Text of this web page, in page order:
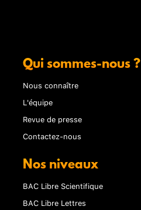
Qui sommes-nous ?
Nous connaître
L'équipe
Revue de presse
Contactez-nous
Nos niveaux
BAC Libre Scientifique
BAC Libre Lettres